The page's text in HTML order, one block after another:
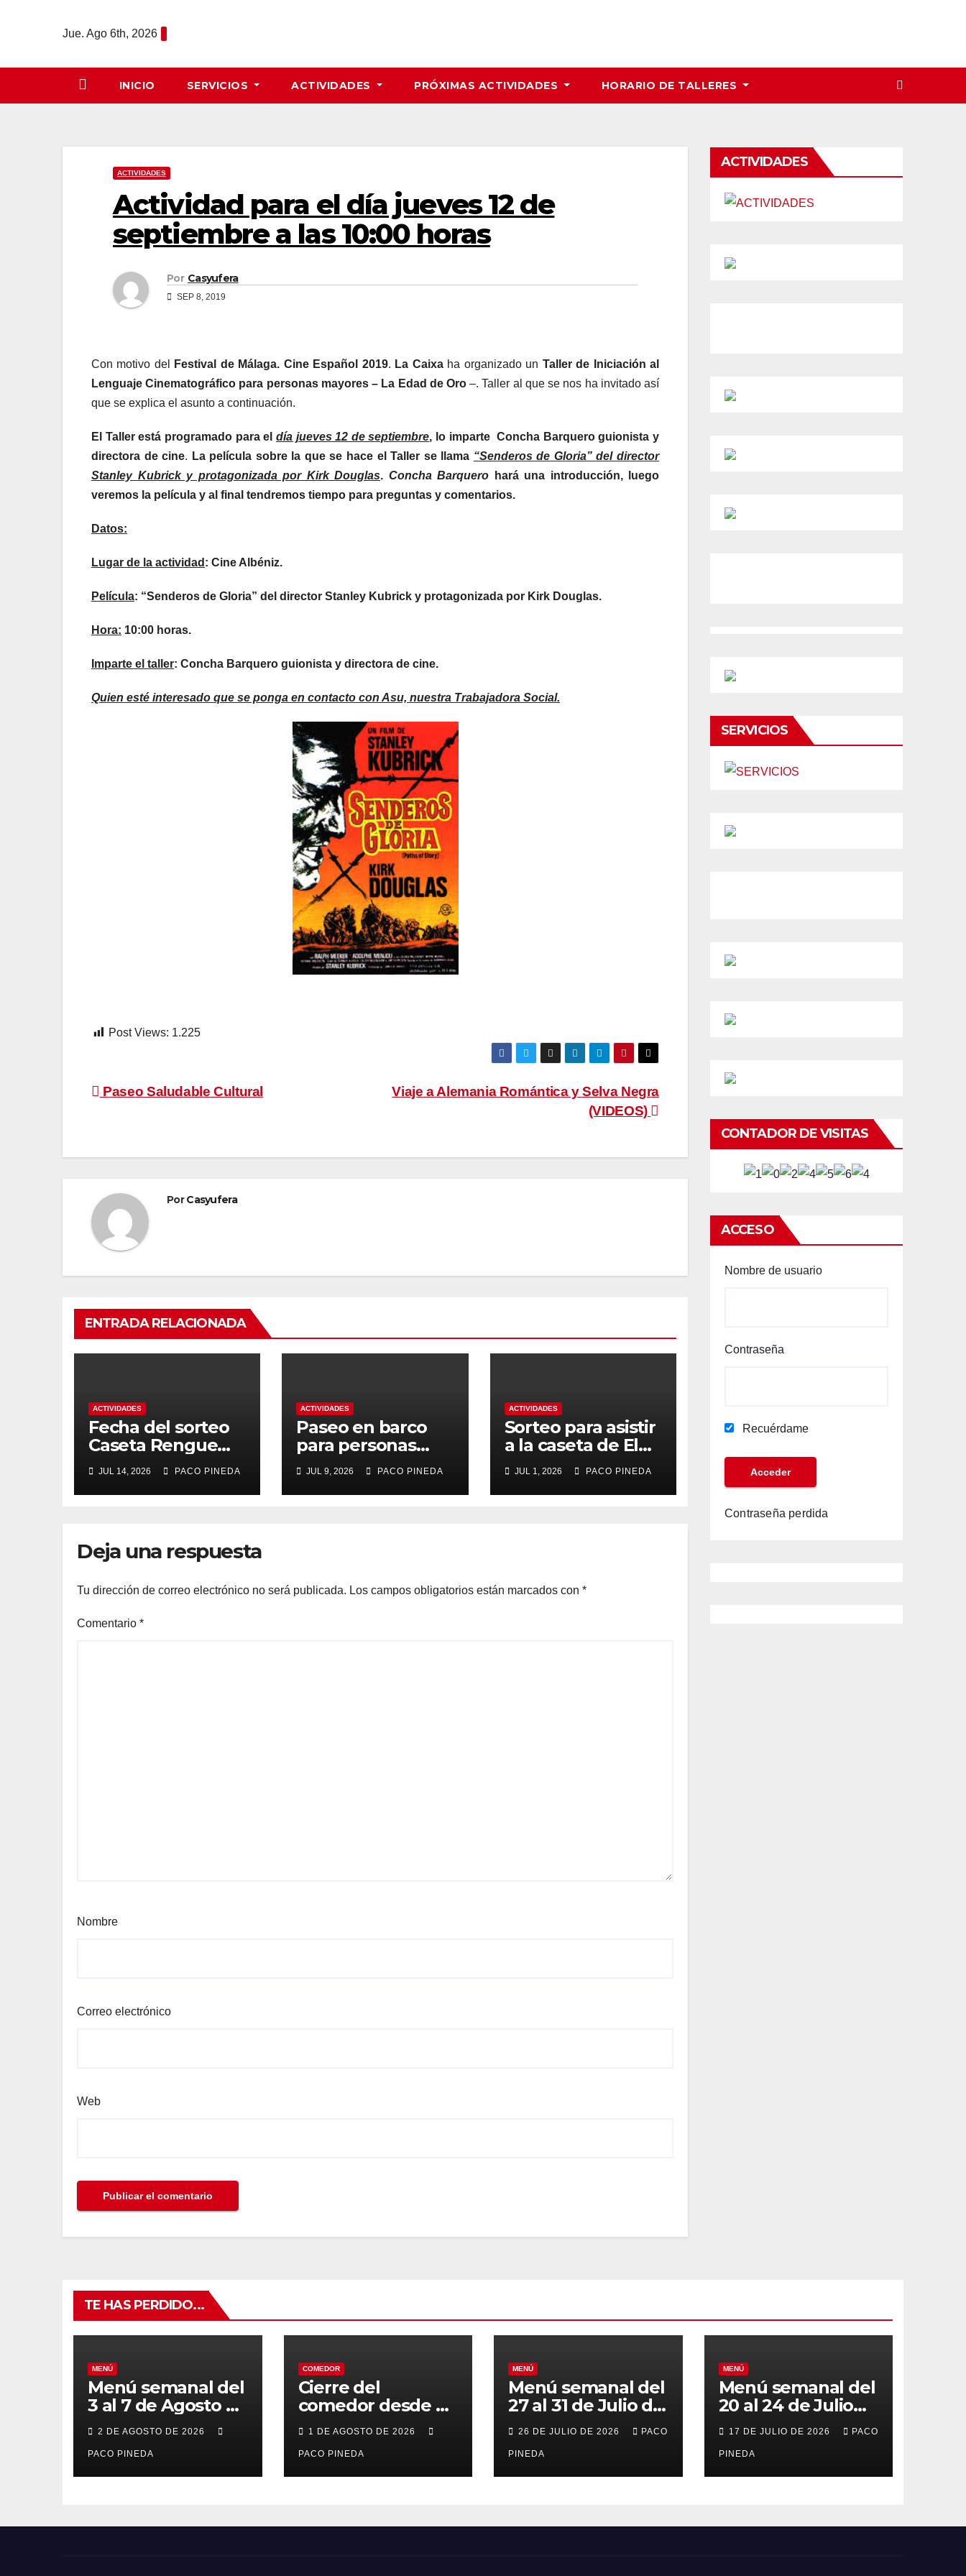
Jue. Ago 6th, 2026
INICIO SERVICIOS ACTIVIDADES PRÓXIMAS ACTIVIDADES HORARIO DE TALLERES
ACTIVIDADES
Actividad para el día jueves 12 de
septiembre a las 10:00 horas
Por Casyufera
SEP 8, 2019
Con motivo del Festival de Málaga. Cine Español 2019. La Caixaha organizado un Taller de Iniciación al
Lenguaje Cinematográfico para personas mayores – La Edad de Oro –. Taller al que se nos ha invitado así
que se explica el asunto a continuación.
El Taller está programado para el día jueves 12 de septiembre, lo imparte Concha Barquero guionista y
directora de cine. La película sobre la que se hace el Taller se llama “Senderos de Gloria” del director
Stanley Kubrick y protagonizada por Kirk Douglas. Concha Barquero hará una introducción, luego
veremos la película y al final tendremos tiempo para preguntas y comentarios.
Datos:
Lugar de la actividad : Cine Albéniz.
Película: “Senderos de Gloria” del director Stanley Kubrick y protagonizada por Kirk Douglas.
Hora: 10:00 horas.
Imparte el taller: Concha Barquero guionista y directora de cine.
Quien esté interesado que se ponga en contacto con Asu, nuestra Trabajadora Social.
Post Views: 1.225
Navegación
entradas
Viaje a Alemania Romántica y Selva Negra
(VIDEOS)
Paseo Saludable Cultural
PorCasyufera
ENTRADA RELACIONADA
ACTIVIDADES
Fecha del sorteo
Caseta Rengue
Feria de Málaga
2026
JUL 14, 2026 PACO PINEDA
ACTIVIDADES
Paseo en barco
para personas
mayores
JUL 9, 2026 PACO PINEDA
ACTIVIDADES
Sorteo para asistir
a la caseta de El
Rengue, Feria de
Málaga 2026
JUL 1, 2026 PACO PINEDA
Deja una respuesta
Tu dirección de correo electrónico no será publicada. Los campos obligatorios están marcados con *
Comentario *
Nombre
Correo electrónico
Web
ACTIVIDADES
SERVICIOS
CONTADOR DE VISITAS
ACCESO
Nombre de usuario
Contraseña
Recuérdame
Contraseña perdida
TE HAS PERDIDO...
MENÚ
Menú semanal del
3 al 7 de Agosto de
2026
2 DE AGOSTO DE 2026
PACO PINEDA
COMEDOR
Cierre del
comedor desde el
7 al 21 de Agosto
por vacaciones
1 DE AGOSTO DE 2026
PACO PINEDA
MENÚ
Menú semanal del
27 al 31 de Julio de
2026
26 DE JULIO DE 2026 PACO
PINEDA
MENÚ
Menú semanal del
20 al 24 de Julio
de 2026
17 DE JULIO DE 2026 PACO
PINEDA